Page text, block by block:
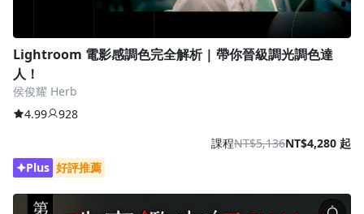
Lightroom 電影感調色完全解析 | 帶你晉級調光調色達
人！
侯俊耀 Herb
4.99
928
課程NT$5,136NT$4,280 起
Plus 好評推薦